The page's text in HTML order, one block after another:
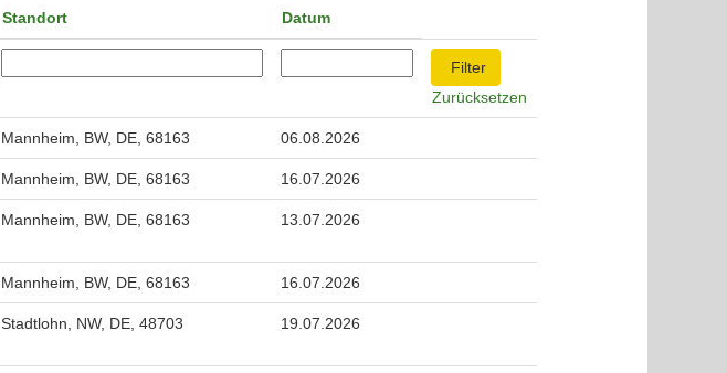
Standort Datum
Zurücksetzen
Mannheim, BW, DE, 68163 06.08.2026
Mannheim, BW, DE, 68163 16.07.2026
Mannheim, BW, DE, 68163 13.07.2026
Mannheim, BW, DE, 68163 16.07.2026
Stadtlohn, NW, DE, 48703 19.07.2026